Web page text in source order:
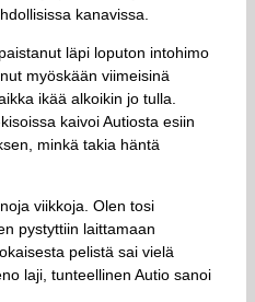
kanavissa.
läpi loputon intohimo
myöskään viimeisinä
ikää alkoikin jo tulla.
kaivoi Autiosta esiin
minkä takia häntä
viikkoja. Olen tosi
pystyttiin laittamaan
pelistä sai vielä
laji, tunteellinen Autio sanoi